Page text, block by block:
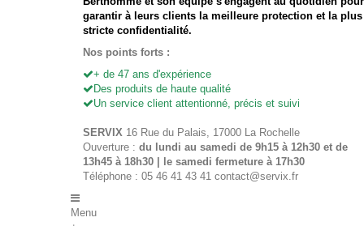
garantir à leurs clients la meilleure protection et la plus
stricte confidentialité.
Nos points forts :
+ de 47 ans d'expérience
Des produits de haute qualité
Un service client attentionné, précis et suivi
SERVIX 16 Rue du Palais, 17000 La Rochelle
Ouverture : du lundi au samedi de 9h15 à 12h30 et de
13h45 à 18h30 | le samedi fermeture à 17h30
Téléphone : 05 46 41 43 41 contact@servix.fr
Menu